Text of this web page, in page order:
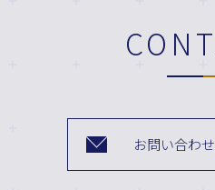
お問い合わ